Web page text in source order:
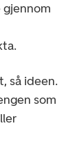
så ideen.
som